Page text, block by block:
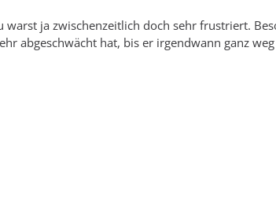
warst ja zwischenzeitlich doch sehr frustriert.
abgeschwächt hat, bis er irgendwann ganz